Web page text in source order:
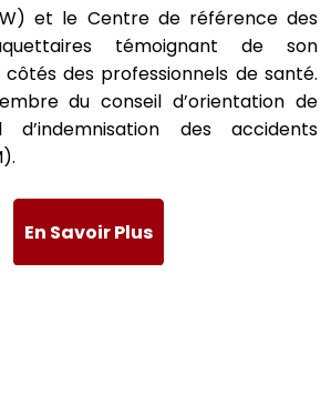
et le Centre de référence des
témoignant de son
des professionnels de santé.
du conseil d’orientation de
d’indemnisation des accidents
En Savoir Plus